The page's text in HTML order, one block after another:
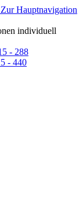
Zur Hauptnavigation
individuell
- 288
- 440